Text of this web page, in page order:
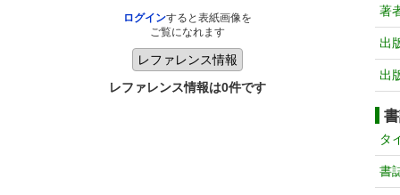
ログインすると表紙画像を
ご覧になれます
レファレンス情報は0件です
著
出
出
タ
書